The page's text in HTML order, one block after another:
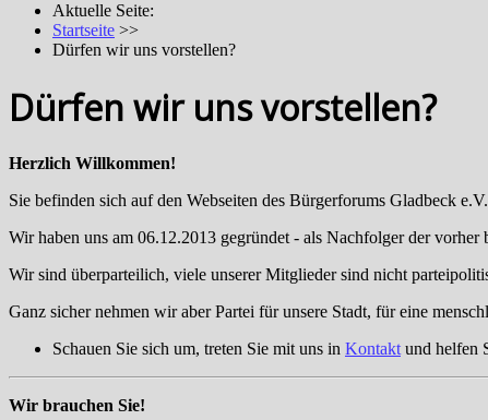
Aktuelle Seite:
Startseite >>
Dürfen wir uns vorstellen?
Dürfen wir uns vorstellen?
Herzlich Willkommen!
Sie befinden sich auf den Webseiten des Bürgerforums Gladbeck
Wir haben uns am 06.12.2013 gegründet - als Nachfolger der
Wir sind überparteilich, viele unserer Mitglieder sind nicht
Ganz sicher nehmen wir aber Partei für unsere Stadt, für eine
Schauen Sie sich um, treten Sie mit uns in Kontakt und helfen
Wir brauchen Sie!